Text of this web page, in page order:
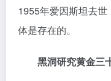
1955年爱因斯坦去
体是存在的。
黑洞研究黄金三